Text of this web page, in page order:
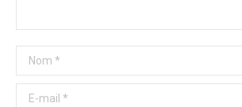
Nom *
E-mail *